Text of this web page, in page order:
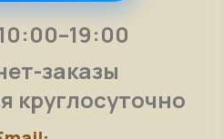
заказы
круглосуточно